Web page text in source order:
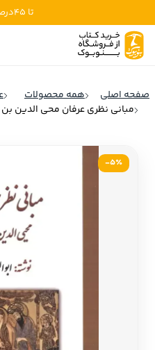
تا 45درصد تخفیف
ادبیات
روانشناسی
تاریخ و سیاست
صفحه اصلی همه محصولات
مبانی نظری عرفان محی الدین بن
5٪-